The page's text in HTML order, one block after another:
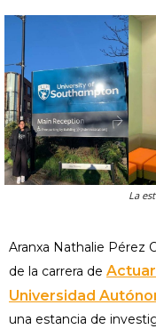
La
Aranxa Nathalie Pérez
de la carrera de
Universidad
una estancia de